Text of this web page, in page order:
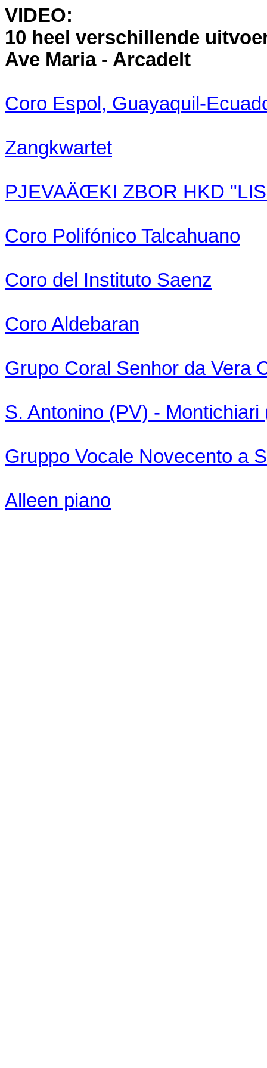
VIDEO:
10 heel verschillende
Ave Maria - Arcadelt
Coro Espol, Guayaquil-
Zangkwartet
PJEVAÄŒKI ZBOR HKD
Coro Polifónico Talcahuano
Coro del Instituto Saenz
Coro Aldebaran
Grupo Coral Senhor da Vera
S. Antonino (PV) - Montichiari
Gruppo Vocale Novecento a
Alleen piano